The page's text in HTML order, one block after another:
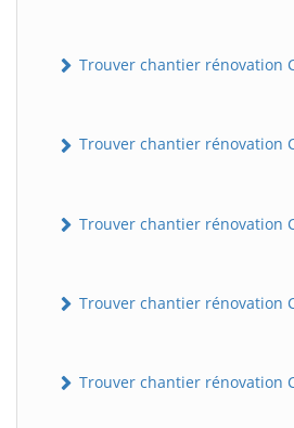
Trouver chantier rénovation
Trouver chantier rénovation
Trouver chantier rénovation
Trouver chantier rénovation
Trouver chantier rénovation